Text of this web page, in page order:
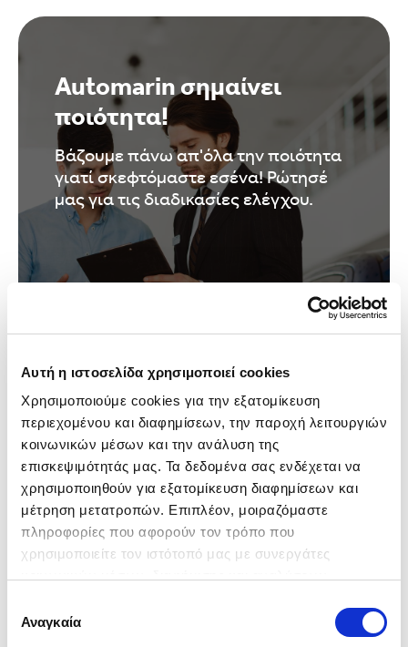
Αυτή η ιστοσελίδα χρησιμοποιεί cookies
Χρησιμοποιούμε cookies για την εξατομίκευση
περιεχομένου και διαφημίσεων, την παροχή λειτουργιών
κοινωνικών μέσων και την ανάλυση της
επισκεψιμότητάς μας. Τα δεδομένα σας ενδέχεται να
χρησιμοποιηθούν για εξατομίκευση διαφημίσεων και
μέτρηση μετατροπών. Επιπλέον, μοιραζόμαστε
πληροφορίες που αφορούν τον τρόπο που
χρησιμοποιείτε τον ιστότοπό μας με συνεργάτες
Δεδομένων Google
), οι οποίοι ενδεχομένως να τις
συνδυάσουν με άλλες πληροφορίες που τους έχετε
συγκατάθεσης
Αναγκαία
Automarin σημαίνει
ποιότητα!
Βάζουμε πάνω απ'όλα την ποιότητα
γιατί σκεφτόμαστε εσένα! Ρώτησέ
μας για τις διαδικασίες ελέγχου.